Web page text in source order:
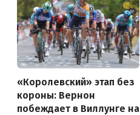
«Королевский» этап без
короны: Вернон
побеждает в Виллунге на